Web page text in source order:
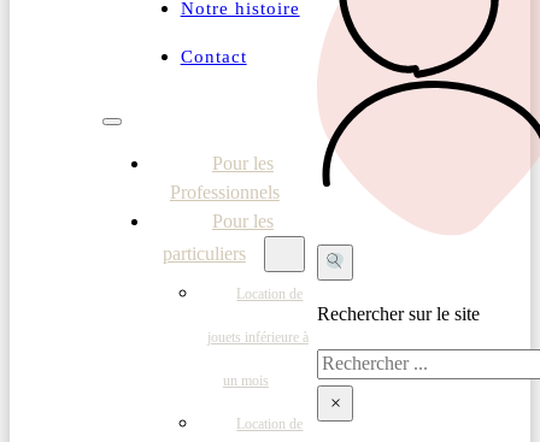
Notre histoire
Contact
Pour les
Professionnels
Pour les
particuliers
Location de
jouets inférieure à
un mois
Location de
Rechercher sur le site
Rechercher
×